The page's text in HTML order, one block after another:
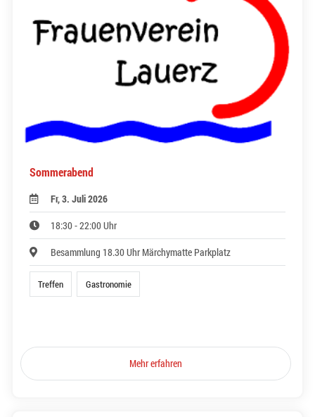
Sommerabend
Fr, 3. Juli 2026
18:30 - 22:00 Uhr
Besammlung 18.30 Uhr Märchymatte Parkplatz
Treffen Gastronomie
Mehr erfahren